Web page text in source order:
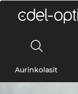
Aurinkolasit